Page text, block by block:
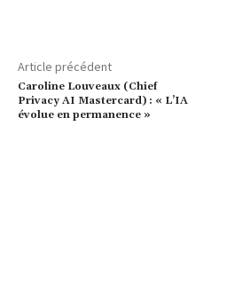
Article précédent
Caroline Louveaux (Chief
Privacy AI Mastercard) : « L’IA
évolue en permanence »